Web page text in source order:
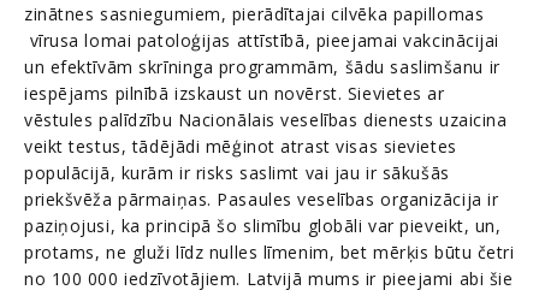
zinātnes sasniegumiem, pierādītajai cilvēka papillomas
vīrusa lomai patoloģijas attīstībā, pieejamai vakcinācijai
un efektīvām skrīninga programmām, šādu saslimšanu ir
iespējams pilnībā izskaust un novērst. Sievietes ar
vēstules palīdzību Nacionālais veselības dienests uzaicina
veikt testus, tādējādi mēģinot atrast visas sievietes
populācijā, kurām ir risks saslimt vai jau ir sākušās
priekšvēža pārmaiņas. Pasaules veselības organizācija ir
paziņojusi, ka principā šo slimību globāli var pieveikt, un,
protams, ne gluži līdz nulles līmenim, bet mērķis būtu četri
no 100 000 iedzīvotājiem. Latvijā mums ir pieejami abi šie